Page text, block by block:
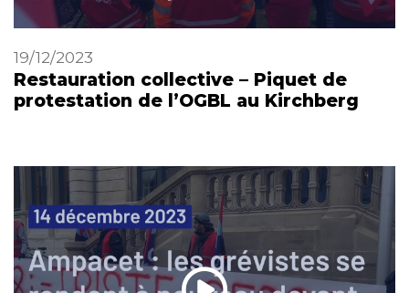
19/12/2023
Restauration collective – Piquet de
protestation de l’OGBL au Kirchberg